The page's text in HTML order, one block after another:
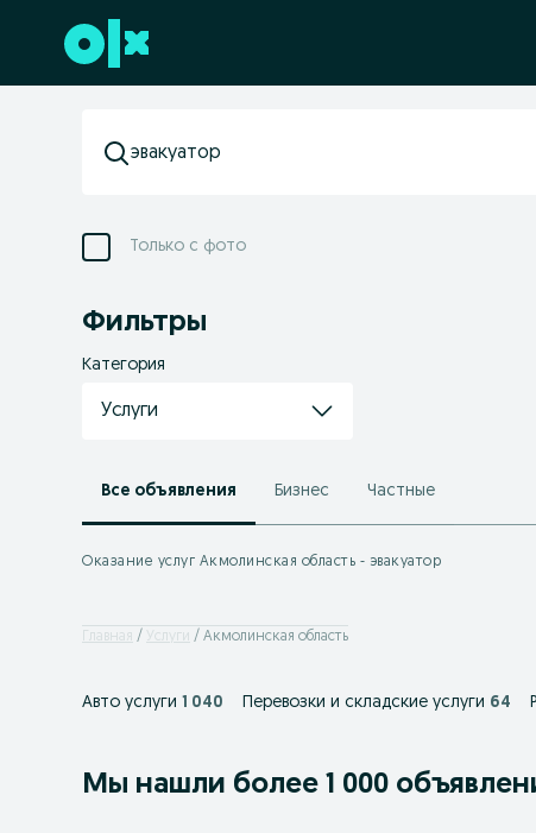
Перейти к нижнему колонтитулу
Только с фото
Фильтры
Категория
Услуги
Все объявления Бизнес Частные
Оказание услуг Акмолинская область - эвакуатор
Главная Услуги Акмолинская область
Авто услуги 1 040 Перевозки и складские услуги 64
Мы нашли более 1 000